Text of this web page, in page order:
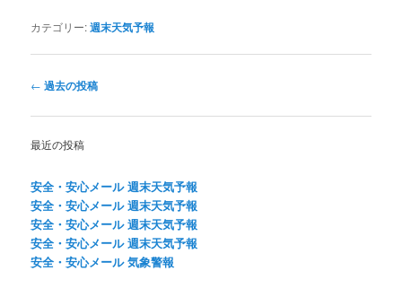
カテゴリー:週末天気予報
投
ナ
ビ
ー
シ
ョ
ン
← 過去の投稿
最近の投稿
安全・安心メール 週末天気予報
安全・安心メール 週末天気予報
安全・安心メール 週末天気予報
安全・安心メール 週末天気予報
安全・安心メール 気象警報